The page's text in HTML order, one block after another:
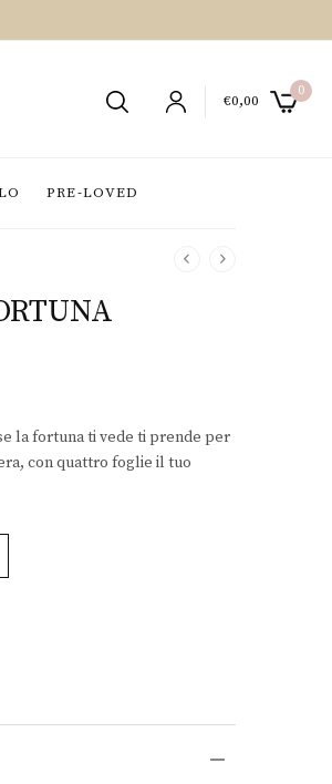
€0,00
0
PRE-LOVED
la fortuna ti vede ti prende per
con quattro foglie il tuo